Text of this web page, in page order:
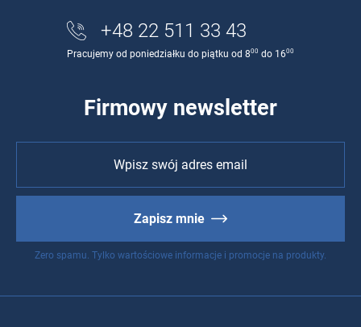
+48 22 511 33 43
Pracujemy od poniedziałku do piątku od 800 do 1600
Firmowy newsletter
Zapisz mnie
Zero spamu. Tylko wartościowe informacje i promocje na produkty.